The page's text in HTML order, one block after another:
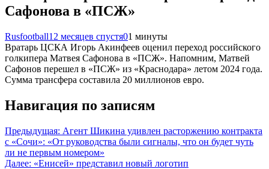
Сафонова в «ПСЖ»
Rusfootball12 месяцев спустя01 минуты
Вратарь ЦСКА Игорь Акинфеев оценил переход российского
голкипера Матвея Сафонова в «ПСЖ». Напомним, Матвей
Сафонов перешел в «ПСЖ» из «Краснодара» летом 2024 года.
Сумма трансфера составила 20 миллионов евро.
Навигация по записям
Предыдущая: Агент Шикина удивлен расторжению контракта
с «Сочи»: «От руководства были сигналы, что он будет чуть
ли не первым номером»
Далее: «Енисей» представил новый логотип